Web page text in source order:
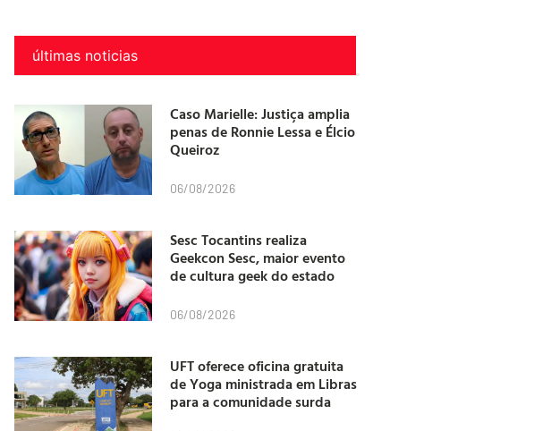
últimas noticias
Caso Marielle: Justiça amplia
penas de Ronnie Lessa e Élcio
Queiroz
06/08/2026
Sesc Tocantins realiza
Geekcon Sesc, maior evento
de cultura geek do estado
06/08/2026
UFT oferece oficina gratuita
de Yoga ministrada em Libras
para a comunidade surda